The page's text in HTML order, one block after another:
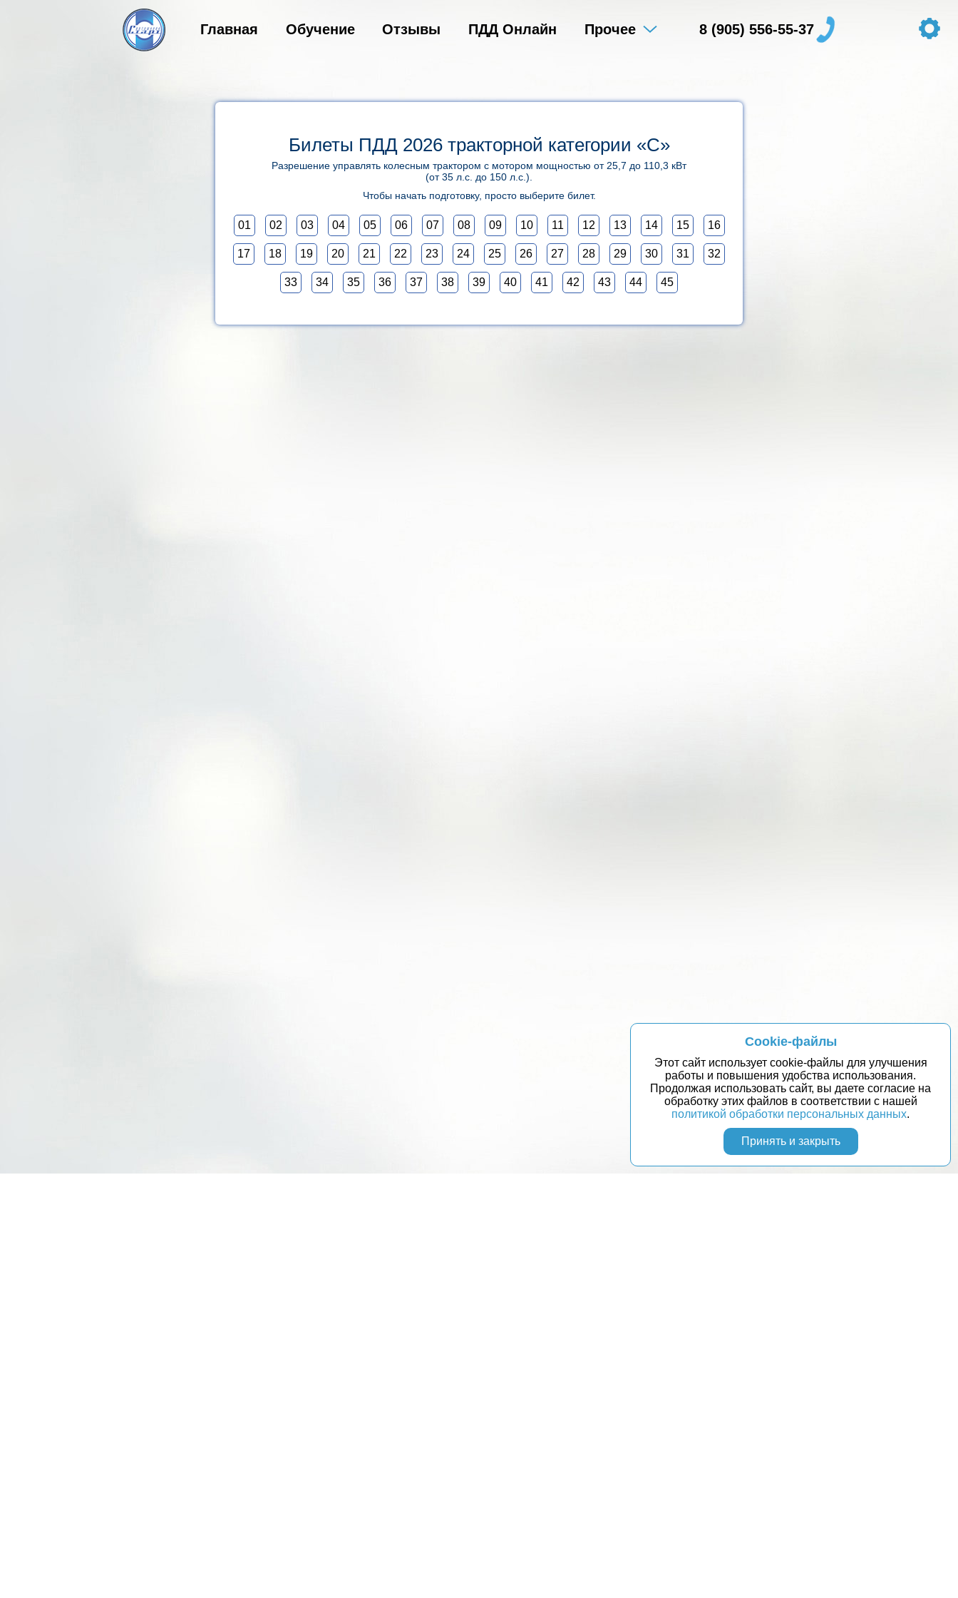
Главная Обучение Отзывы ПДД Онлайн Прочее 8 (905) 556-55-37
Билеты ПДД 2026 тракторной категории «C»
Разрешение управлять колесным трактором с мотором мощностью от 25,7 до 110,3 кВт
(от 35 л.с. до 150 л.с.).
Чтобы начать подготовку, просто выберите билет.
01 02 03 04 05 06 07 08 09 10 11 12 13 14 15 16
17 18 19 20 21 22 23 24 25 26 27 28 29 30 31 32
33 34 35 36 37 38 39 40 41 42 43 44 45
Cookie-файлы
Этот сайт использует cookie-файлы для улучшения
работы и повышения удобства использования.
Продолжая использовать сайт, вы даете согласие на
обработку этих файлов в соответствии с нашей
политикой обработки персональных данных.
Принять и закрыть